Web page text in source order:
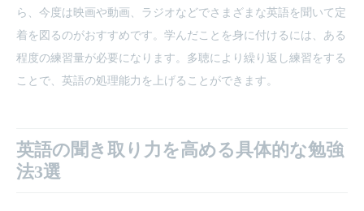
ら、今度は映画や動画、ラジオなどでさまざまな英語を聞いて定
着を図るのがおすすめです。学んだことを身に付けるには、ある
程度の練習量が必要になります。多聴により繰り返し練習をする
ことで、英語の処理能力を上げることができます。
英語の聞き取り力を高める具体的な勉強
法3選